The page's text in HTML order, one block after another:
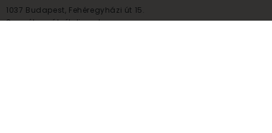
1037 Budapest, Fehéregyházi út 15.
Személyes átvételi pont